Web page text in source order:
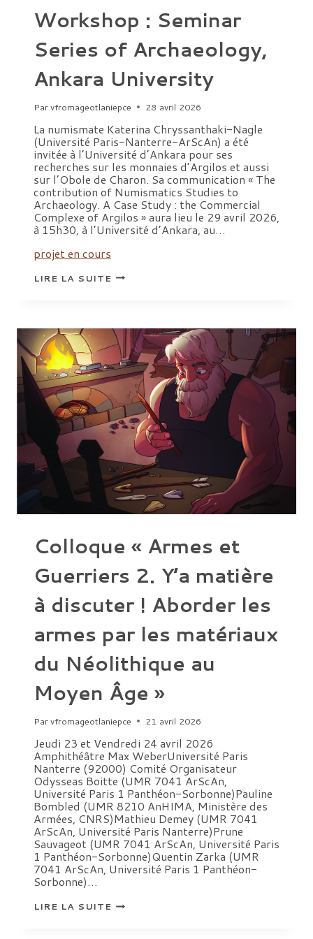
Workshop : Seminar
Series of Archaeology,
Ankara University
Parvfromageotlaniepce 28 avril 2026
La numismate Katerina Chryssanthaki-Nagle
(Université Paris-Nanterre-ArScAn) a été
invitée à l’Université d’Ankara pour ses
recherches sur les monnaies d’Argilos et aussi
sur l’Obole de Charon. Sa communication « The
contribution of Numismatics Studies to
Archaeology. A Case Study : the Commercial
Complexe of Argilos » aura lieu le 29 avril 2026,
à 15h30, à l’Université d’Ankara, au…
projet en cours
LIRE LA SUITEWORKSHOP
:
ANKARA
UNIVERSITY
Colloque « Armes et
Guerriers 2. Y’a matière
à discuter ! Aborder les
armes par les matériaux
du Néolithique au
Moyen Âge »
Parvfromageotlaniepce 21 avril 2026
Jeudi 23 et Vendredi 24 avril 2026
Amphithéâtre Max WeberUniversité Paris
Nanterre (92000) Comité Organisateur
Odysseas Boitte (UMR 7041 ArScAn,
Université Paris 1 Panthéon-Sorbonne)Pauline
Bombled (UMR 8210 AnHIMA, Ministère des
Armées, CNRS)Mathieu Demey (UMR 7041
ArScAn, Université Paris Nanterre)Prune
Sauvageot (UMR 7041 ArScAn, Université Paris
1 Panthéon-Sorbonne)Quentin Zarka (UMR
7041 ArScAn, Université Paris 1 Panthéon-
Sorbonne)…
LIRE LA SUITECOLLOQUE
« ARMES